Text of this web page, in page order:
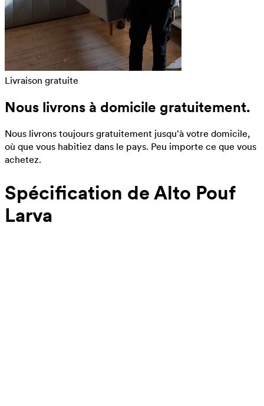
Livraison gratuite
Nous livrons à domicile gratuitement.
Nous livrons toujours gratuitement jusqu'à votre domicile,
où que vous habitiez dans le pays. Peu importe ce que vous
achetez.
Spécification de Alto Pouf
Larva